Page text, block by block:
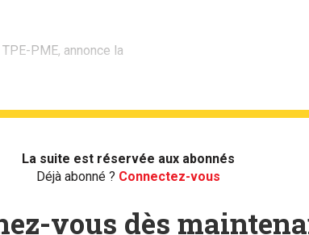
PME, annonce la
La suite est réservée aux abonnés
Déjà abonné ? Connectez-vous
vous dès